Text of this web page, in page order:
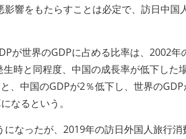
響をもたらすことは必定で、訪日中国
が世界のGDPに占める比率は、2002
時と同程度、中国の成長率が低下した
、中国のGDPが2％低下し、世界の
なるという。
なったが、2019年の訪日外国人旅行